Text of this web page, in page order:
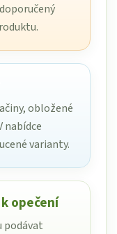
obložené
nabídce
varianty.
opečení
podávat